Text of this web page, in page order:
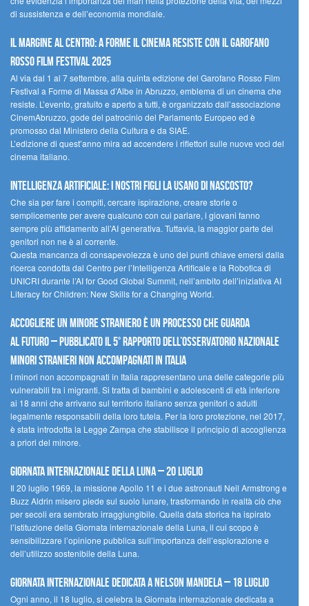
di sussistenza e dell’economia mondiale.
Il margine al centro: a Forme il cinema resiste con il Garofano
Rosso Film Festival 2025
Al via dal 1 al 7 settembre, alla quinta edizione del Garofano Rosso Film
Festival a Forme di Massa d’Albe in Abruzzo, emblema di un cinema che
resiste. L’evento, gratuito e aperto a tutti, è organizzato dall’associazione
CinemAbruzzo, gode del patrocinio del Parlamento Europeo ed è
promosso dal Ministero della Cultura e da SIAE.
L’edizione di quest’anno mira ad accendere i riflettori sulle nuove voci del
cinema italiano.
Intelligenza artificiale: i nostri figli la usano di nascosto?
Che sia per fare i compiti, cercare ispirazione, creare storie o
semplicemente per avere qualcuno con cui parlare, i giovani fanno
sempre più affidamento all’AI generativa. Tuttavia, la maggior parte dei
genitori non ne è al corrente.
Questa mancanza di consapevolezza è uno dei punti chiave emersi dalla
ricerca condotta dal Centro per l’Intelligenza Artificale e la Robotica di
UNICRI durante l’AI for Good Global Summit, nell’ambito dell’iniziativa AI
Literacy for Children: New Skills for a Changing World.
Accogliere un minore straniero è un processo che guarda
al futuro – Pubblicato il 5° rapporto dell’Osservatorio Nazionale
Minori Stranieri Non Accompagnati in Italia
I minori non accompagnati in Italia rappresentano una delle categorie più
vulnerabili tra i migranti. Si tratta di bambini e adolescenti di età inferiore
ai 18 anni che arrivano sul territorio italiano senza genitori o adulti
legalmente responsabili della loro tutela. Per la loro protezione, nel 2017,
è stata introdotta la Legge Zampa che stabilisce il principio di accoglienza
a priori del minore.
Giornata Internazionale della Luna – 20 luglio
Il 20 luglio 1969, la missione Apollo 11 e i due astronauti Neil Armstrong e
Buzz Aldrin misero piede sul suolo lunare, trasformando in realtà ciò che
per secoli era sembrato irraggiungibile. Quella data storica ha ispirato
l’istituzione della Giornata internazionale della Luna, il cui scopo è
sensibilizzare l’opinione pubblica sull’importanza dell’esplorazione e
dell’utilizzo sostenibile della Luna.
Giornata internazionale dedicata a Nelson Mandela – 18 luglio
Ogni anno, il 18 luglio, si celebra la Giornata internazionale dedicata a